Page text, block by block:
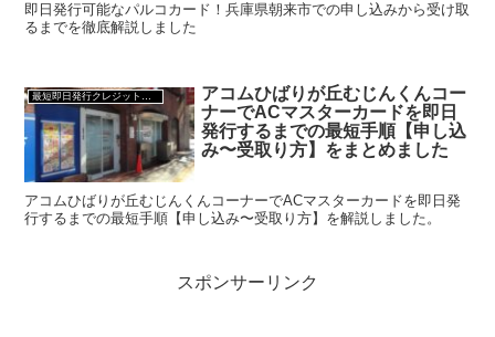
即日発行可能なパルコカード！兵庫県朝来市での申し込みから受け取
るまでを徹底解説しました
最短即日発行クレジットカード
アコムひばりが丘むじんくんコー
ナーでACマスターカードを即日
発行するまでの最短手順【申し込
み〜受取り方】をまとめました
アコムひばりが丘むじんくんコーナーでACマスターカードを即日発
行するまでの最短手順【申し込み〜受取り方】を解説しました。
スポンサーリンク